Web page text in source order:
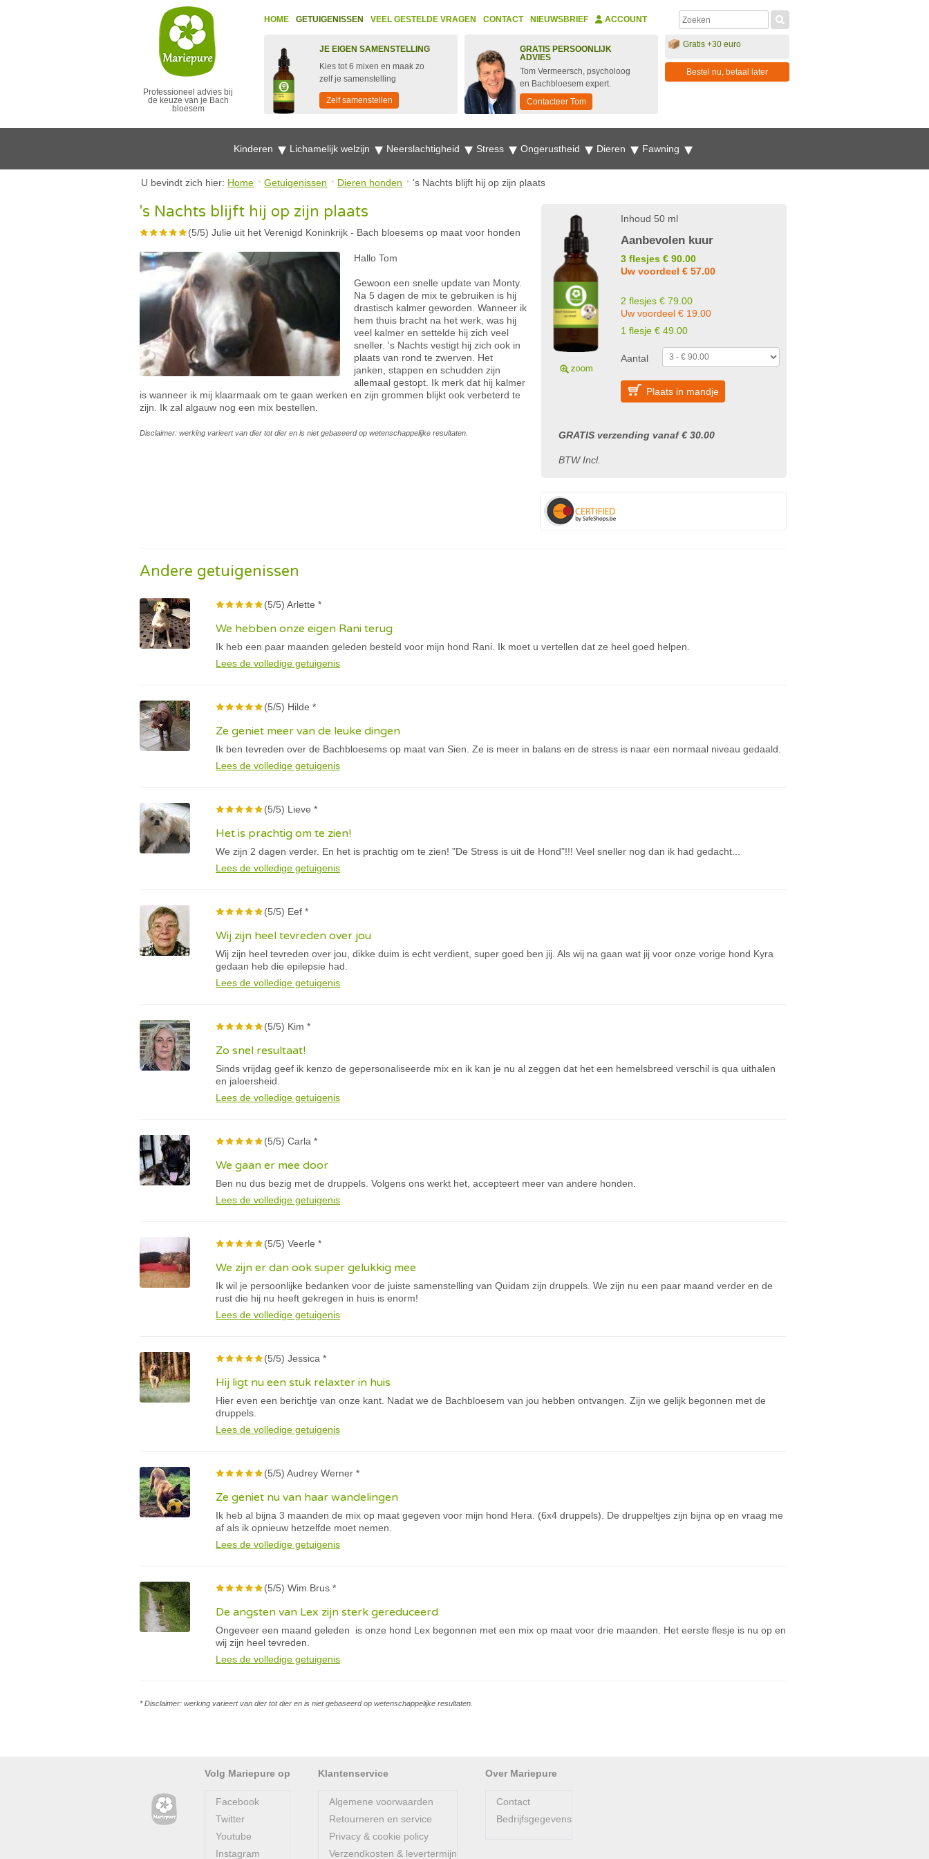
Professioneel advies bij
de keuze van je Bach
bloesem
HOME GETUIGENISSEN VEEL GESTELDE VRAGEN CONTACT NIEUWSBRIEF ACCOUNT
JE EIGEN SAMENSTELLING
Kies tot 6 mixen en maak zo
zelf je samenstelling
Zelf samenstellen
GRATIS PERSOONLIJK
ADVIES
Tom Vermeersch, psycholoog
en Bachbloesem expert.
Contacteer Tom
Gratis +30 euro
Bestel nu, betaal later
Kinderen Lichamelijk welzijn Neerslachtigheid Stress Ongerustheid Dieren Fawning
U bevindt zich hier: Home Getuigenissen Dieren honden 's Nachts blijft hij op zijn plaats
's Nachts blijft hij op zijn plaats
(5/5) Julie uit het Verenigd Koninkrijk - Bach bloesems op maat voor honden
Hallo Tom
Gewoon een snelle update van Monty.
Na 5 dagen de mix te gebruiken is hij
drastisch kalmer geworden. Wanneer ik
hem thuis bracht na het werk, was hij
veel kalmer en settelde hij zich veel
sneller. 's Nachts vestigt hij zich ook in
plaats van rond te zwerven. Het
janken, stappen en schudden zijn
allemaal gestopt. Ik merk dat hij kalmer
is wanneer ik mij klaarmaak om te gaan werken en zijn grommen blijkt ook verbeterd te
zijn. Ik zal algauw nog een mix bestellen.
Disclaimer: werking varieert van dier tot dier en is niet gebaseerd op wetenschappelijke resultaten.
Inhoud 50 ml
Aanbevolen kuur
3 flesjes € 90.00
Uw voordeel € 57.00
2 flesjes € 79.00
Uw voordeel € 19.00
1 flesje € 49.00
Aantal
Plaats in mandje
GRATIS verzending vanaf € 30.00
BTW Incl.
Andere getuigenissen
(5/5) Arlette *
We hebben onze eigen Rani terug
Ik heb een paar maanden geleden besteld voor mijn hond Rani. Ik moet u vertellen dat ze heel goed helpen.
Lees de volledige getuigenis
(5/5) Hilde *
Ze geniet meer van de leuke dingen
Ik ben tevreden over de Bachbloesems op maat van Sien. Ze is meer in balans en de stress is naar een normaal niveau gedaald.
Lees de volledige getuigenis
(5/5) Lieve *
Het is prachtig om te zien!
We zijn 2 dagen verder. En het is prachtig om te zien! "De Stress is uit de Hond"!!! Veel sneller nog dan ik had gedacht...
Lees de volledige getuigenis
(5/5) Eef *
Wij zijn heel tevreden over jou
Wij zijn heel tevreden over jou, dikke duim is echt verdient, super goed ben jij. Als wij na gaan wat jij voor onze vorige hond Kyra
gedaan heb die epilepsie had.
Lees de volledige getuigenis
(5/5) Kim *
Zo snel resultaat!
Sinds vrijdag geef ik kenzo de gepersonaliseerde mix en ik kan je nu al zeggen dat het een hemelsbreed verschil is qua uithalen
en jaloersheid.
Lees de volledige getuigenis
(5/5) Carla *
We gaan er mee door
Ben nu dus bezig met de druppels. Volgens ons werkt het, accepteert meer van andere honden.
Lees de volledige getuigenis
(5/5) Veerle *
We zijn er dan ook super gelukkig mee
Ik wil je persoonlijke bedanken voor de juiste samenstelling van Quidam zijn druppels. We zijn nu een paar maand verder en de
rust die hij nu heeft gekregen in huis is enorm!
Lees de volledige getuigenis
(5/5) Jessica *
Hij ligt nu een stuk relaxter in huis
Hier even een berichtje van onze kant. Nadat we de Bachbloesem van jou hebben ontvangen. Zijn we gelijk begonnen met de
druppels.
Lees de volledige getuigenis
(5/5) Audrey Werner *
Ze geniet nu van haar wandelingen
Ik heb al bijna 3 maanden de mix op maat gegeven voor mijn hond Hera. (6x4 druppels). De druppeltjes zijn bijna op en vraag me
af als ik opnieuw hetzelfde moet nemen.
Lees de volledige getuigenis
(5/5) Wim Brus *
De angsten van Lex zijn sterk gereduceerd
Ongeveer een maand geleden is onze hond Lex begonnen met een mix op maat voor drie maanden. Het eerste flesje is nu op en
wij zijn heel tevreden.
Lees de volledige getuigenis
* Disclaimer: werking varieert van dier tot dier en is niet gebaseerd op wetenschappelijke resultaten.
Volg Mariepure op
Facebook
Twitter
Youtube
Instagram
Klantenservice
Algemene voorwaarden
Retourneren en service
Privacy & cookie policy
Verzendkosten & levertermijn
Over Mariepure
Contact
Bedrijfsgegevens